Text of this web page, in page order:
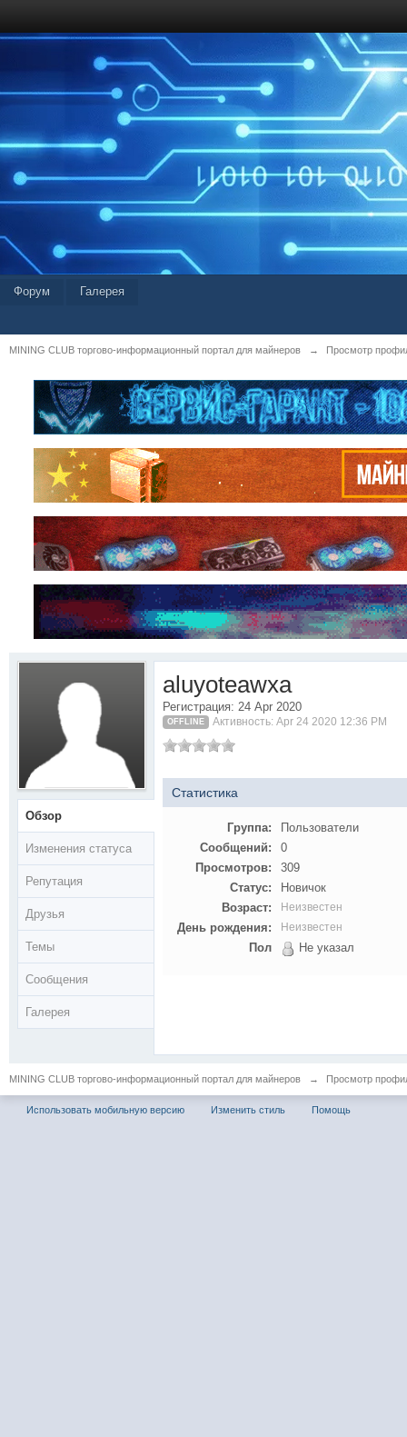
Форум Галерея
MINING CLUB торгово-информационный портал для майнеров → Просмотр
Обзор
Изменения статуса
Репутация
Друзья
Темы
Сообщения
Галерея
aluyoteawxa
Регистрация: 24 Apr 2020
OFFLINE Активность: Apr 24 2020 12:36 PM
Статистика
Группа:
Пользователи
Сообщений:
0
Просмотров:
309
Статус:
Новичок
Возраст:
Неизвестен
День рождения: Неизвестен
Пол Не указал
MINING CLUB торгово-информационный портал для майнеров → Просмотр
Использовать мобильную версию Изменить стиль Помощь